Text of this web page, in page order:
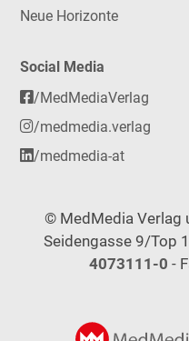
Neue Horizonte
Social Media
/MedMediaVerlag
/medmedia.verlag
/medmedia-at
© MedMedia Verlag
Seidengasse 9/Top
4073111-0 -